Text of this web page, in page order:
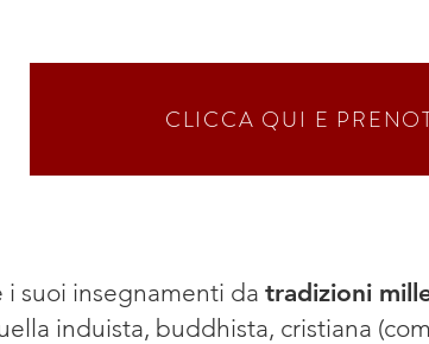
CLICCA QUI E
i suoi insegnamenti da tradizioni
induista, buddhista, cristiana